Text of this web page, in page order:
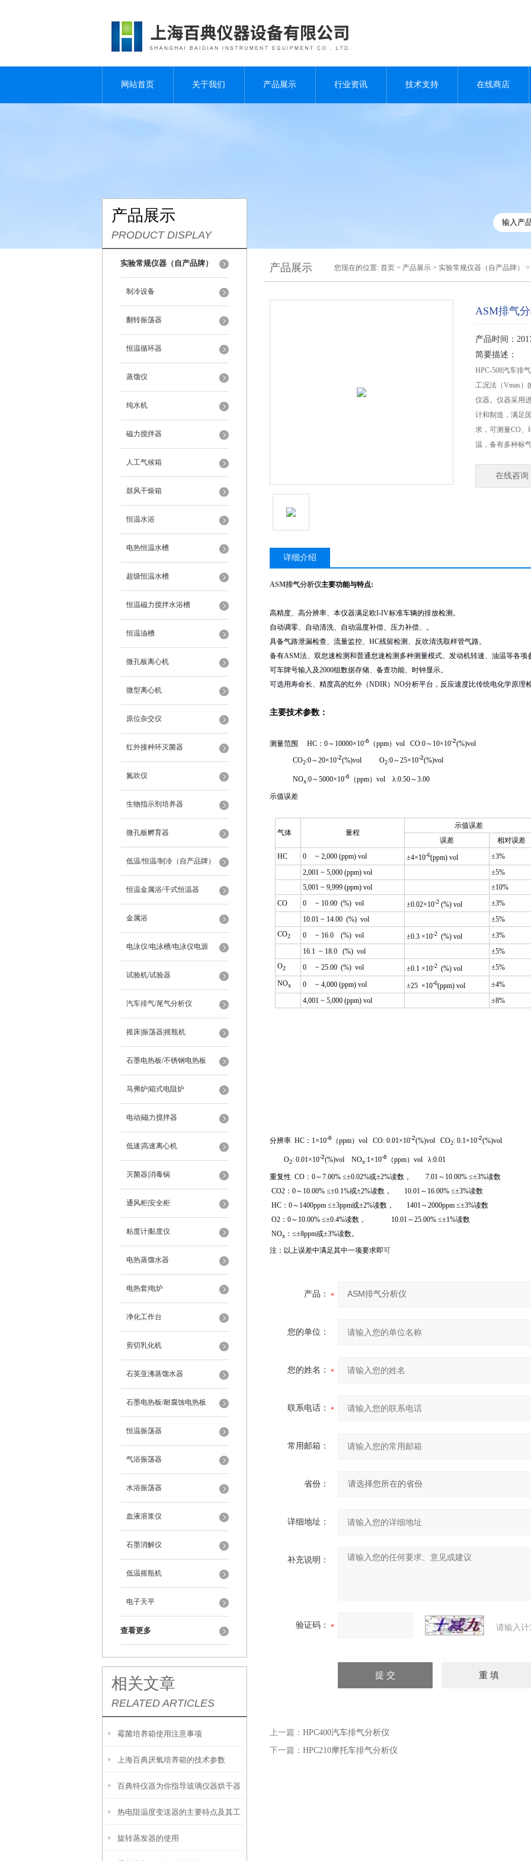
网站首页 关于我们 产品展示 行业资讯 技术支持 在线商店
产品展示
PRODUCT DISPLAY
实验常规仪器（自产品牌）
制冷设备
翻转振荡器
恒温循环器
蒸馏仪
纯水机
磁力搅拌器
人工气候箱
鼓风干燥箱
恒温水浴
电热恒温水槽
超级恒温水槽
恒温磁力搅拌水浴槽
恒温油槽
微孔板离心机
微型离心机
原位杂交仪
红外接种环灭菌器
氮吹仪
生物指示剂培养器
微孔板孵育器
低温/恒温/制冷（自产品牌）
恒温金属浴/干式恒温器
金属浴
电泳仪/电泳槽/电泳仪电源
试验机/试验器
汽车排气/尾气分析仪
摇床|振荡器|摇瓶机
石墨电热板/不锈钢电热板
马弗炉|箱式电阻炉
电动|磁力搅拌器
低速|高速离心机
灭菌器|消毒锅
通风柜|安全柜
粘度计|黏度仪
电热蒸馏水器
电热套|电炉
净化工作台
剪切乳化机
石英亚沸蒸馏水器
石墨电热板/耐腐蚀电热板
恒温振荡器
气浴振荡器
水浴振荡器
血液溶浆仪
石墨消解仪
低温摇瓶机
电子天平
查看更多
相关文章
RELATED ARTICLES
霉菌培养箱使用注意事项
上海百典厌氧培养箱的技术参数
百典特仪器为你指导玻璃仪器烘干器
使用方法
热电阻温度变送器的主要特点及其工
作原理
旋转蒸发器的使用
产品展示 您现在的位置: 首页 > 产品展示 > 实验常规仪器（自产品牌） >
ASM排气
产品时间：
简要描述：
HPC-508汽车排
工况法（Vmas
仪器。仪器采用
计和制造，满足
求，可测量CO、
温，备有多种标
在线咨询
详细介绍
ASM排气分析仪主要功能与特点:
高精度、高分辨率、本仪器满足欧I-IV标准车辆的排放检测。
自动调零、自动清洗、自动温度补偿、压力补偿、。
具备气路泄漏检查、流量监控、HC残留检测 、反吹清洗取样管气路。
备有ASM法、双怠速检测和普通怠速检测多种测量模式、发动机转速、油温等各项
可车牌号输入及2000组数据存储、备查功能、时钟显示。
可选用寿命长、精度高的红外（NDIR）NO分析平台，反应速度比传统电化学原理
主要技术参数：
测量范围 HC ：0～10000×10-6 （ppm）vol CO:0～10×10-2(%)vol
CO2:0～20×10-2(%)vol O2:0～25×10-2(%)vol
NOx:0～5000×10-6 （ppm）vol λ:0.50～3.00
示值误差
气体 量程
示值误差
误差
相对误差
HC
0 ~ 2,000 (ppm) vol ±4×10-6(ppm) vol
±3%
2,001 ~ 5,000 (ppm) vol
±5%
5,001 ~ 9,999 (ppm) vol
±10%
CO
0 ~ 10.00 (%) vol ±0.02×10-2 (%) vol
±3%
10.01 ~ 14.00 (%) vol
±5%
CO2 0 ~ 16.0 (%) vol ±0.3 ×10-2 (%) vol
±3%
16.1 ~ 18.0 (%) vol
±5%
O2 0 ~ 25.00 (%) vol ±0.1 ×10-2 (%) vol
±5%
NOx 0 ~ 4,000 (ppm) vol ±25 ×10-6(ppm) vol
±4%
4,001 ~ 5,000 (ppm) vol
±8%
分辨率 HC：1×10-6 （ppm）vol CO: 0.01×10-2(%)vol CO2: 0.1 ×10-2(%)vol
O2: 0.01×10-2(%)vol NOx:1×10-6 （ppm）vol λ:0.01
重复性 CO：0～7.00% ≤±0.02%或±2%读数， 7.01～10.00% ≤±3%读数
CO2 ：0～10.00% ≤±0.1%或±2%读数， 10.01～16.00% ≤±3%读数
HC ：0～1400ppm ≤±3ppm或±2%读数， 1401～2000ppm ≤±3%读数
O2 ：0～10.00% ≤±0.4%读数， 10.01～25.00% ≤±1%读数
NOx ：≤±8ppm或±3%读数。
注：以上误差中满足其中一项要求即可
产品：
您的单位：
您的姓名：
联系电话：
常用邮箱：
省份：
详细地址：
补充说明：
验证码： 请输入
上一篇： HPC400汽车排气分析仪
下一篇： HPC210摩托车排气分析仪